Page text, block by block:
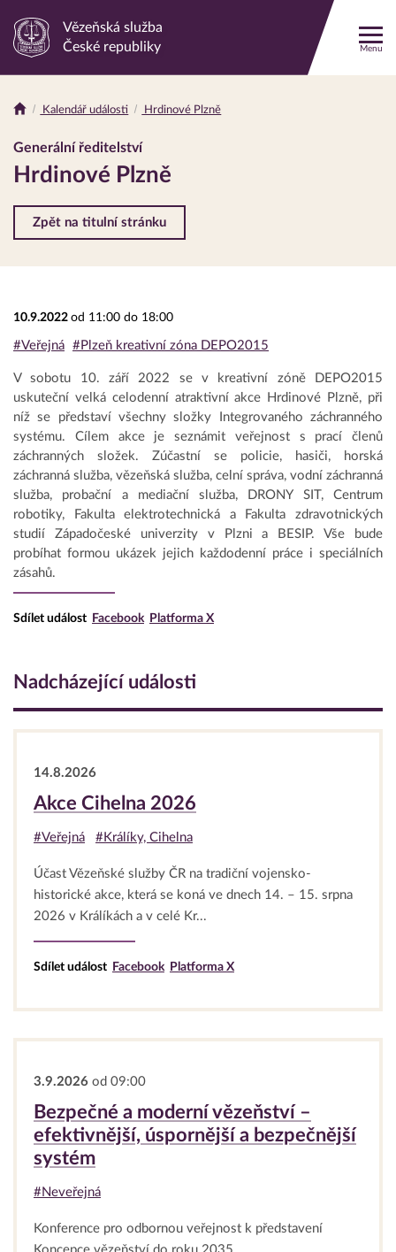
Odkaz
stránku
Vězeňská služba
České republiky
Menu
Drobečková
navigace
Kalendář události Hrdinové Plzně
Generální ředitelství
Hrdinové Plzně
Zpět na titulní stránku
10.9.2022 od 11:00 do 18:00
#Veřejná #Plzeň kreativní zóna DEPO2015
V sobotu 10. září 2022 se v kreativní zóně DEPO2015
uskuteční velká celodenní atraktivní akce Hrdinové Plzně, při
níž se představí všechny složky Integrovaného záchranného
systému. Cílem akce je seznámit veřejnost s prací členů
záchranných složek. Zúčastní se policie, hasiči, horská
záchranná služba, vězeňská služba, celní správa, vodní záchranná
služba, probační a mediační služba, DRONY SIT, Centrum
robotiky, Fakulta elektrotechnická a Fakulta zdravotnických
studií Západočeské univerzity v Plzni a BESIP. Vše bude
probíhat formou ukázek jejich každodenní práce i speciálních
zásahů.
Sdílet událost Facebook Platforma X
Nadcházející události
14.8.2026
Akce Cihelna 2026
#Veřejná #Králíky, Cihelna
Účast Vězeňské služby ČR na tradiční vojensko-
historické akce, která se koná ve dnech 14. – 15. srpna
2026 v Králíkách a v celé Kr...
Sdílet událost Facebook Platforma X
3.9.2026 od 09:00
Bezpečné a moderní vězeňství –
efektivnější, úspornější a bezpečnější
systém
#Neveřejná
Konference pro odbornou veřejnost k představení